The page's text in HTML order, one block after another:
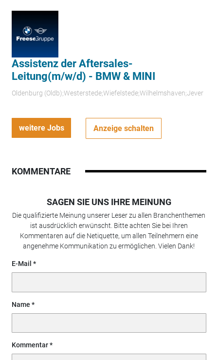
Assistenz der Aftersales-
Leitung(m/w/d) - BMW & MINI
Oldenburg (Oldb);Westerstede;Wiefelstede;Wilhelmshaven;Jever
weitere Jobs Anzeige schalten
KOMMENTARE
SAGEN SIE UNS IHRE MEINUNG
Die qualifizierte Meinung unserer Leser zu allen Branchenthemen
ist ausdrücklich erwünscht. Bitte achten Sie bei Ihren
Kommentaren auf die Netiquette, um allen Teilnehmern eine
angenehme Kommunikation zu ermöglichen. Vielen Dank!
E-Mail
Name
Kommentar